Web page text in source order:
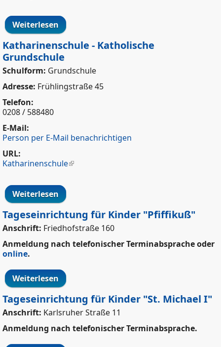
Weiterlesen über Lierbergschule
Katharinenschule - Katholische
Grundschule
Schulform: Grundschule
Adresse: Frühlingstraße 45
Telefon:
0208 / 588480
E-Mail:
Person per E-Mail benachrichtigen
URL:
Katharinenschule
Weiterlesen über Katharinenschule - Katholische
Grundschule
Tageseinrichtung für Kinder "Pfiffikuß"
Anschrift: Friedhofstraße 160
Anmeldung nach telefonischer Terminabsprache oder
online.
Weiterlesen über Tageseinrichtung für Kinder
"Pfiffikuß"
Tageseinrichtung für Kinder "St. Michael I"
Anschrift: Karlsruher Straße 11
Anmeldung nach telefonischer Terminabsprache.